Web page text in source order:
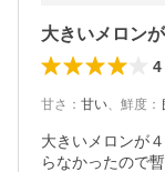
4
甘さ ： 甘い、 鮮度 ：
大きいメロンが
らなかったので